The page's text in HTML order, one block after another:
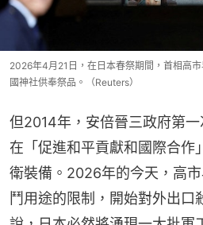
2026年4月21日，在日本春祭期間，首相高
國神社供奉祭品。（Reuters）
但2014年，安倍晉三政府第
在「促進和平貢獻和國際合作
衛裝備。2026年的今天，高
鬥用途的限制，開始對外出口